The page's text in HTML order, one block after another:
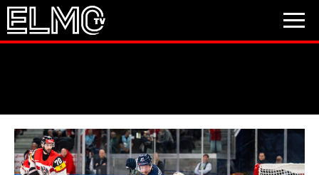
PESÄPALLO
VIDEOT